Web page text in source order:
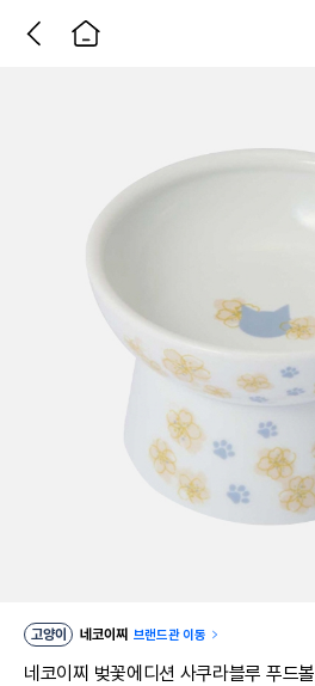
고양이 네코이찌 브랜드관 이동
네코이찌 벚꽃에디션 사쿠라블루 푸드볼